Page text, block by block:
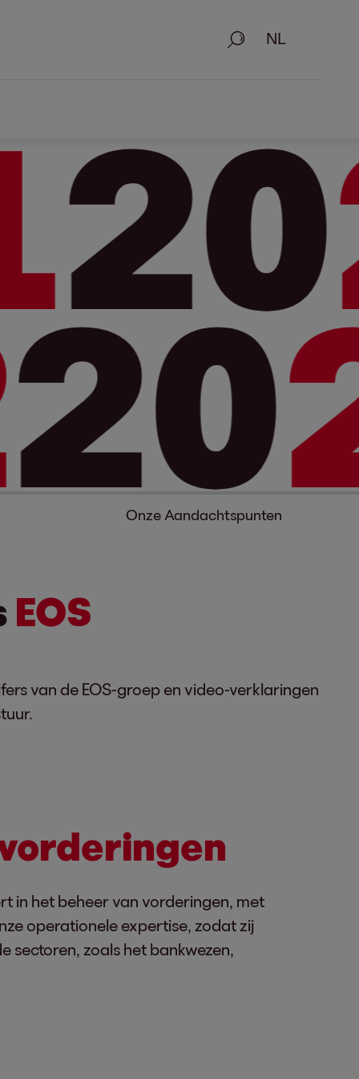
Zoeken
Onze Aandachtspunten
EOS
van de EOS-groep en video-verklaringen
in het beheer van vorderingen, met
operationele expertise, zodat zij
sectoren, zoals het bankwezen,